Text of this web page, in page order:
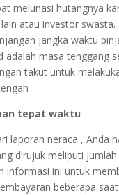
melunasi hutangnya
atau investor
jangka waktu
adalah masa
takut untuk
tepat waktu
laporan neraca , Anda
dirujuk meliputi
informasi ini untuk
beberapa